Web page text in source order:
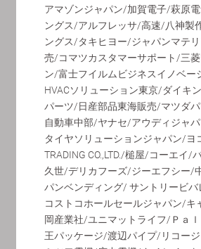
アマゾンジャパン/加賀電子/萩原
ングス/アルフレッサ/高速/八神製
ングス/タキヒヨー/ジャパンマテ
売/コマツカスタマーサポート/三
ン/富士フイルムビジネスイノベ
HVACソリューション東京/ダイキ
パーツ/日産部品東海販売/マツダ
自動車中部/ヤナセ/アウディジャ
タイヤソリューションジャパン/
TRADING CO.,LTD./槌屋/コーエ
久世/デリカフーズ/ジーエフシー/
パンベンディング/ サントリービ
コストコホールセールジャパン/
岡産業社/ユニマットライフ/Ｐａ
王パッケージ/渡辺パイプ/リコー